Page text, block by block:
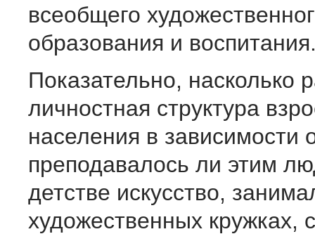
всеобщего
образования и
Показательно, насколько
личностная структура
населения в зависимости
преподавалось ли этим
детстве искусство,
художественных кружках,